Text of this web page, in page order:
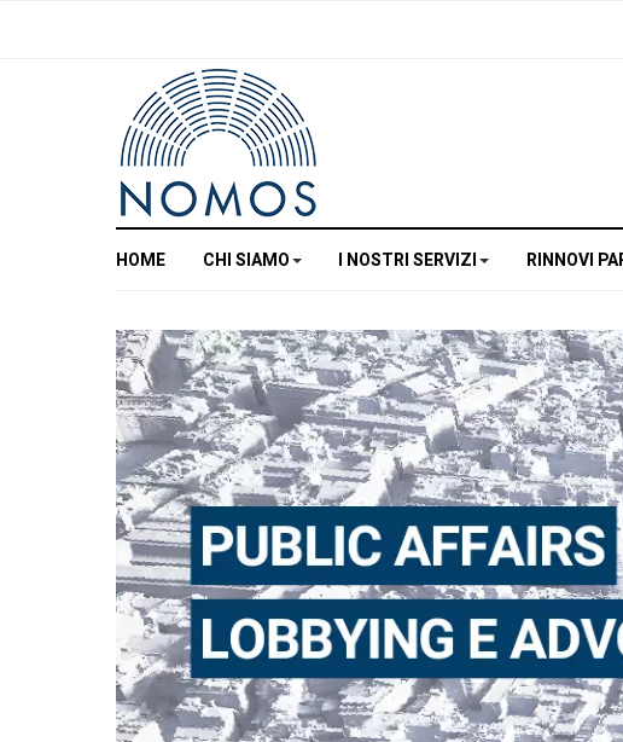
HOME CHI SIAMO I NOSTRI SERVIZI RINNOVI